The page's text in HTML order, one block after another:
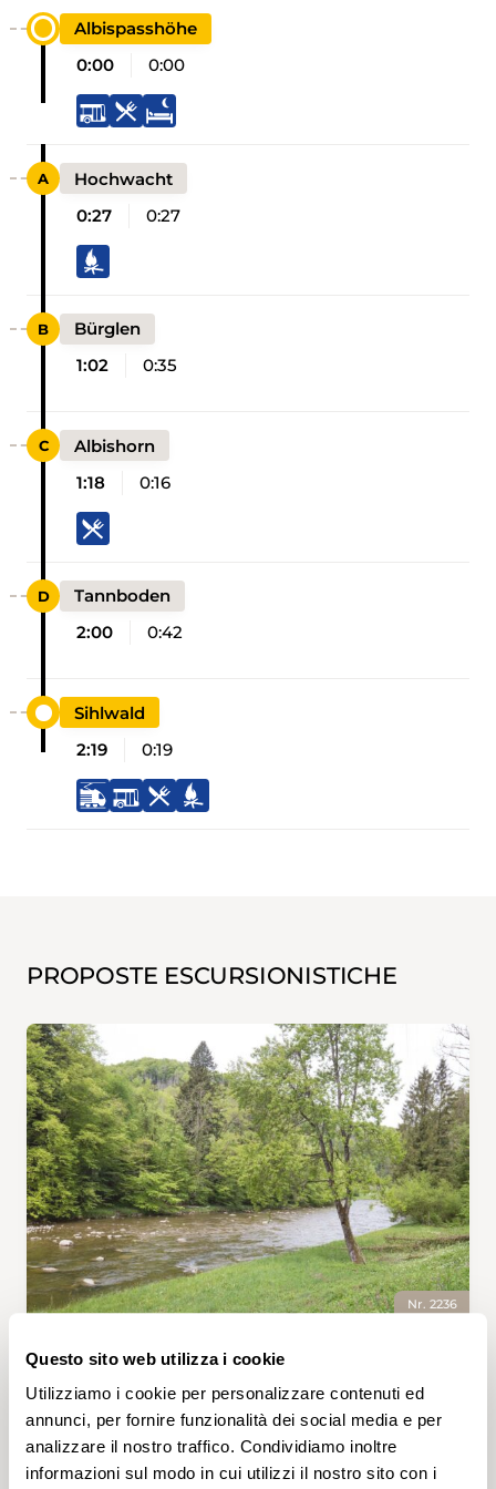
Questo sito web utilizza i cookie
Utilizziamo i cookie per personalizzare contenuti ed
annunci, per fornire funzionalità dei social media e per
analizzare il nostro traffico. Condividiamo inoltre
informazioni sul modo in cui utilizzi il nostro sito con i
Albispasshöhe
0:00
0:00
Hochwacht
0:27
0:27
Bürglen
1:02
0:35
Albishorn
1:18
0:16
Tannboden
2:00
0:42
Sihlwald
2:19
0:19
PROPOSTE ESCURSIONISTICHE
Nr. 2236
SIHLBRUGG, DORF — LANGNAU-GATTIKON • ZH
Sihl
Sie kann tauchen, bevor sie fliegen lernt, holt
sich ihre Nahrung – Insektenlarven, kleine